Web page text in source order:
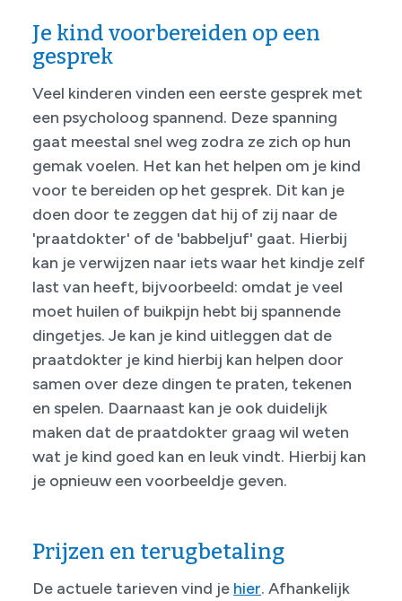
Je kind voorbereiden op een
gesprek
Veel kinderen vinden een eerste gesprek met
een psycholoog spannend. Deze spanning
gaat meestal snel weg zodra ze zich op hun
gemak voelen. Het kan het helpen om je kind
voor te bereiden op het gesprek. Dit kan je
doen door te zeggen dat hij of zij naar de
'praatdokter' of de 'babbeljuf' gaat. Hierbij
kan je verwijzen naar iets waar het kindje zelf
last van heeft, bijvoorbeeld: omdat je veel
moet huilen of buikpijn hebt bij spannende
dingetjes. Je kan je kind uitleggen dat de
praatdokter je kind hierbij kan helpen door
samen over deze dingen te praten, tekenen
en spelen. Daarnaast kan je ook duidelijk
maken dat de praatdokter graag wil weten
wat je kind goed kan en leuk vindt. Hierbij kan
je opnieuw een voorbeeldje geven.
Prijzen en terugbetaling
De actuele tarieven vind je hier. Afhankelijk